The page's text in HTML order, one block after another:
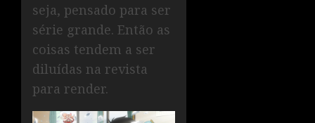
seja, pensado para ser
série grande. Então as
coisas tendem a ser
diluídas na revista
para render.